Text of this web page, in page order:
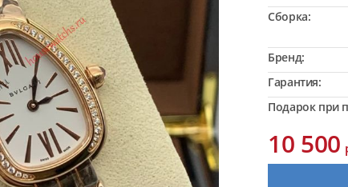
Сборка:
Бренд:
Гарантия:
Подарок при
10 500